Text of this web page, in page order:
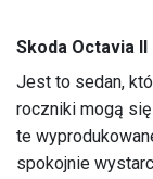
Skoda Octavia II
Jest to sedan,
roczniki mogą
te
spokojnie